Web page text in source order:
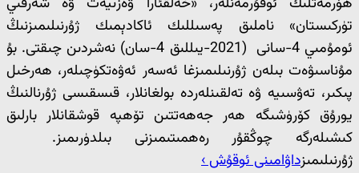
تۈركىستان» ناملىق پەسىللىك ئاكادېمىك ژۇرنىلىمىزنىڭ
ئومۇمىي 4-سانى (2021-يىللىق 4-سان) نەشردىن چىقتى. بۇ
مۇناسىۋەت بىلەن ژۇرنىلىمىزغا ئەسەر ئەۋەتكۈچىلەر، ھەرخىل
پىكىر، تەۋسىيە ۋە تەلقىنلەردە بولغانلار، قىسقىسى ژۇرنالنىڭ
يورۇق كۆرۈشىگە ھەر جەھەتتىن تۆھپە قوشقانلار بارلىق
كىشىلەرگە چوڭقۇر رەھمىتىمىزنى بىلدۈرىمىز.
ژۇرنىلىمىزداۋامىنى ئوقۇش ›